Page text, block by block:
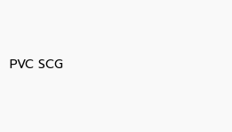
PVC SCG